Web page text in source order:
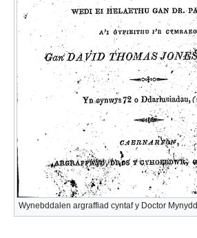
Wynebddalen argraffiad cyntaf y Doctor Mynydd